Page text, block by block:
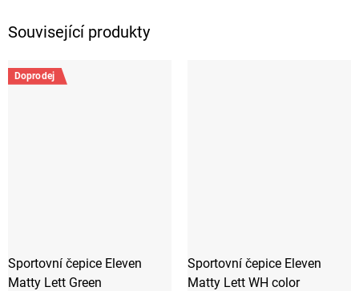
Související produkty
Doprodej
Sportovní čepice Eleven
Matty Lett Green
Sportovní čepice Eleven
Matty Lett WH color